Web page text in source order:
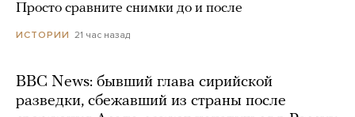
Просто сравните снимки до и после
ИСТОРИИ 21 час назад
BBC News: бывший глава сирийской
разведки, сбежавший из страны после